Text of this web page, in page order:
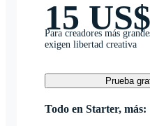
15 US$
Para creadores más
exigen libertad creativa
Prueba
Todo en Starter, más: